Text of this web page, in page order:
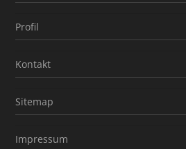
Profil
Kontakt
Sitemap
Impressum